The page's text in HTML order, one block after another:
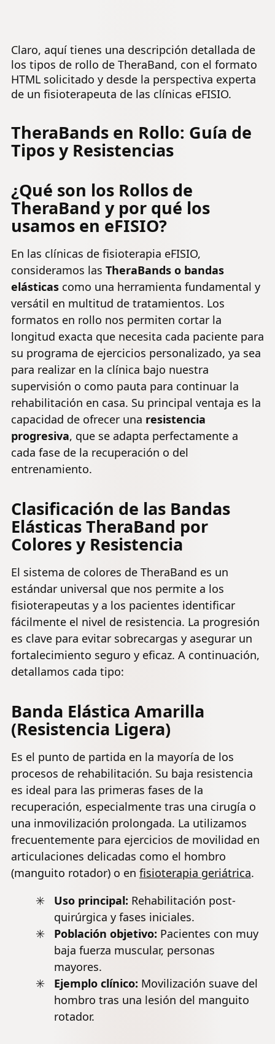
Guía de
Ejercicios de
Español
Elasticas para
Crossfit
Musculación
Yoga Pilates
en casa y
Rollo de
Claro, aquí tienes una descripción detallada de
los tipos de rollo de TheraBand, con el formato
HTML solicitado y desde la perspectiva experta
de un fisioterapeuta de las clínicas eFISIO.
TheraBands en Rollo: Guía de
Tipos y Resistencias
¿Qué son los Rollos de
TheraBand y por qué los
usamos en eFISIO?
En las clínicas de fisioterapia eFISIO,
consideramos las TheraBands o bandas
elásticas como una herramienta fundamental y
versátil en multitud de tratamientos. Los
formatos en rollo nos permiten cortar la
longitud exacta que necesita cada paciente para
su programa de ejercicios personalizado, ya sea
para realizar en la clínica bajo nuestra
supervisión o como pauta para continuar la
rehabilitación en casa. Su principal ventaja es la
capacidad de ofrecer una resistencia
progresiva, que se adapta perfectamente a
cada fase de la recuperación o del
entrenamiento.
Clasificación de las Bandas
Elásticas TheraBand por
Colores y Resistencia
El sistema de colores de TheraBand es un
estándar universal que nos permite a los
fisioterapeutas y a los pacientes identificar
fácilmente el nivel de resistencia. La progresión
es clave para evitar sobrecargas y asegurar un
fortalecimiento seguro y eficaz. A continuación,
detallamos cada tipo:
Banda Elástica Amarilla
(Resistencia Ligera)
Es el punto de partida en la mayoría de los
procesos de rehabilitación. Su baja resistencia
es ideal para las primeras fases de la
recuperación, especialmente tras una cirugía o
una inmovilización prolongada. La utilizamos
frecuentemente para ejercicios de movilidad en
articulaciones delicadas como el hombro
(manguito rotador) o en fisioterapia geriátrica.
Uso principal: Rehabilitación post-
quirúrgica y fases iniciales.
Población objetivo: Pacientes con muy
baja fuerza muscular, personas
mayores.
Ejemplo clínico: Movilización suave del
hombro tras una lesión del manguito
rotador.